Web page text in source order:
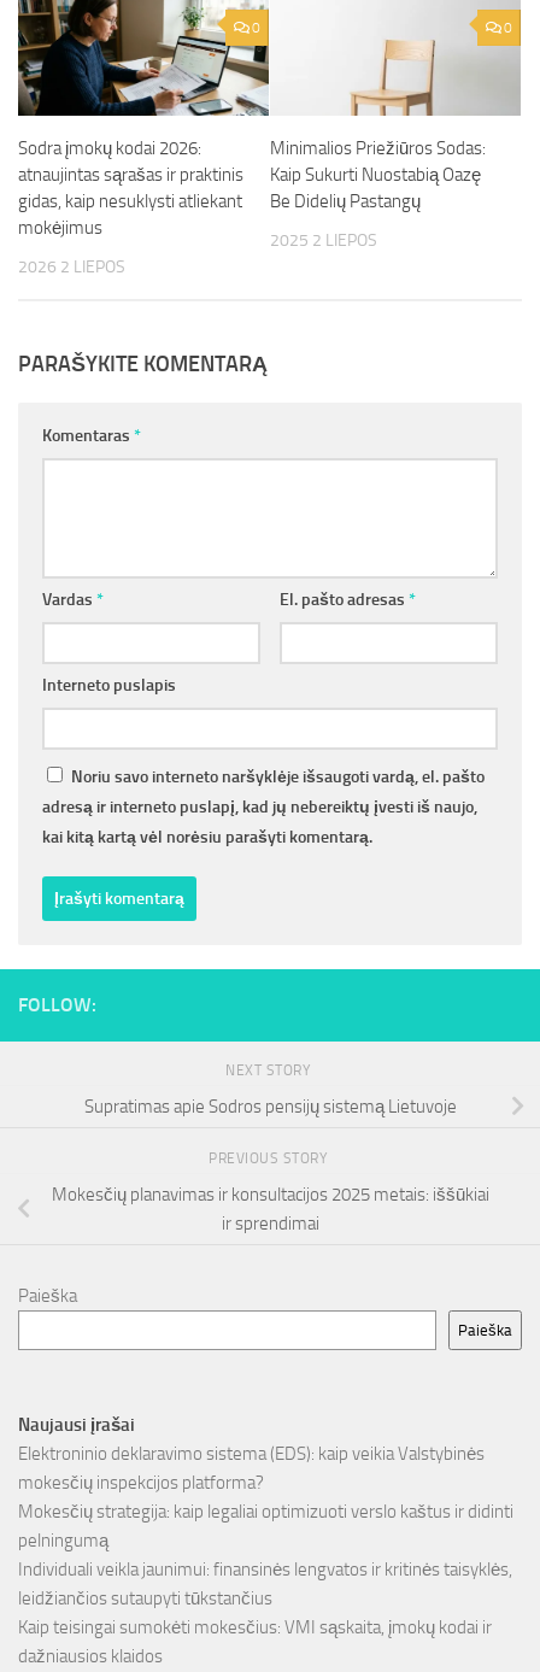
0
Sodra įmokų kodai 2026:
atnaujintas sąrašas ir praktinis
gidas, kaip nesuklysti atliekant
mokėjimus
2026 2 LIEPOS
0
Minimalios Priežiūros Sodas:
Kaip Sukurti Nuostabią Oazę
Be Didelių Pastangų
2025 2 LIEPOS
PARAŠYKITE KOMENTARĄ
Komentaras *
Vardas * El. pašto adresas *
Interneto puslapis
Noriu savo interneto naršyklėje išsaugoti vardą, el. pašto
adresą ir interneto puslapį, kad jų nebereiktų įvesti iš naujo,
kai kitą kartą vėl norėsiu parašyti komentarą.
FOLLOW:
NEXT STORY
Supratimas apie Sodros pensijų sistemą Lietuvoje
PREVIOUS STORY
Mokesčių planavimas ir konsultacijos 2025 metais: iššūkiai
ir sprendimai
Paieška
Paieška
Naujausi įrašai
Elektroninio deklaravimo sistema (EDS): kaip veikia Valstybinės
mokesčių inspekcijos platforma?
Mokesčių strategija: kaip legaliai optimizuoti verslo kaštus ir didinti
pelningumą
Individuali veikla jaunimui: finansinės lengvatos ir kritinės taisyklės,
leidžiančios sutaupyti tūkstančius
Kaip teisingai sumokėti mokesčius: VMI sąskaita, įmokų kodai ir
dažniausios klaidos